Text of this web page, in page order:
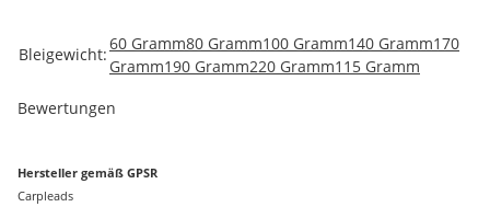
Produkteigenschaft
Bleigewicht:
60 Gramm80 Gramm100 Gramm140 Gramm170
Gramm190 Gramm220 Gramm115 Gramm
Bewertungen
Hersteller gemäß GPSR
Carpleads